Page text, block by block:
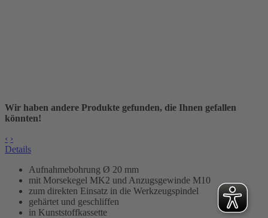
Wir haben andere Produkte gefunden, die Ihnen gefallen
könnten!
‹ ›
Details
Aufnahmebohrung Ø 20 mm
mit Morsekegel MK2 und Anzugsgewinde M10
zum direkten Einsatz in die Werkzeugspindel
gehärtet und geschliffen
in Kunststoffkassette